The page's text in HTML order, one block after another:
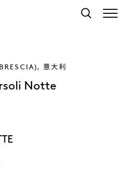
搜索
意大利
Notte